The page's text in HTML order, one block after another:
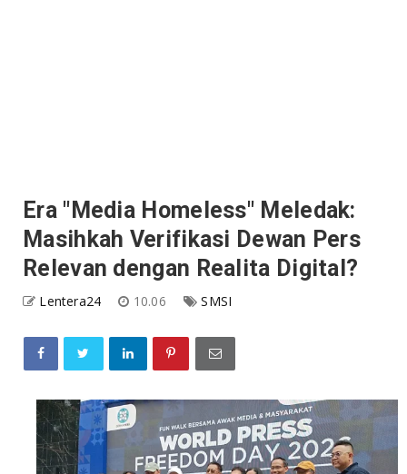
Era "Media Homeless" Meledak:
Masihkah Verifikasi Dewan Pers
Relevan dengan Realita Digital?
Lentera24 10.06 SMSI